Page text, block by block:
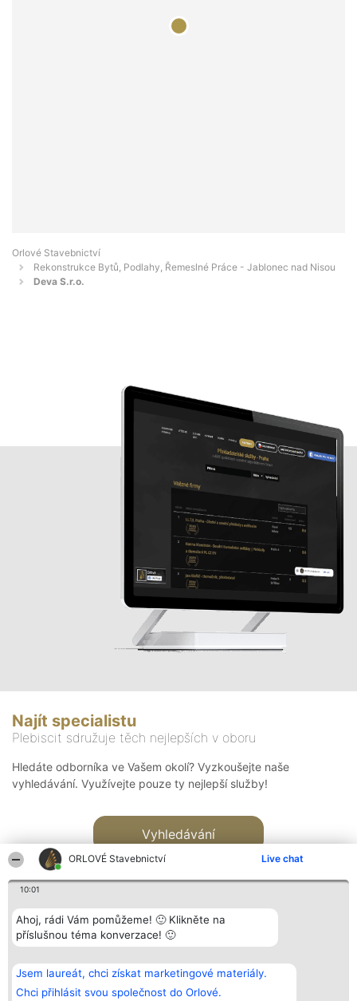
ORLOVÉ Stavebnictví Live chat
10:01
Ahoj, rádi Vám pomůžeme! 🙂 Klikněte na
příslušnou téma konverzace! 🙂
Jsem laureát, chci získat marketingové materiály.
Chci přihlásit svou společnost do Orlové.
Orlové Stavebnictví
Rekonstrukce Bytů, Podlahy, Řemeslné Práce - Jablonec nad Nisou
Deva S.r.o.
Najít specialistu
Plebiscit sdružuje těch nejlepších v oboru
Hledáte odborníka ve Vašem okolí? Vyzkoušejte naše
vyhledávání. Využívejte pouze ty nejlepší služby!
Vyhledávání
Bright Side Solutions sp. z o.
o. sp. k.
ul. Ruska 22
Wrocław 50-079
Vítězové
Seznam všech
laureátů
Zásady
Kontakt